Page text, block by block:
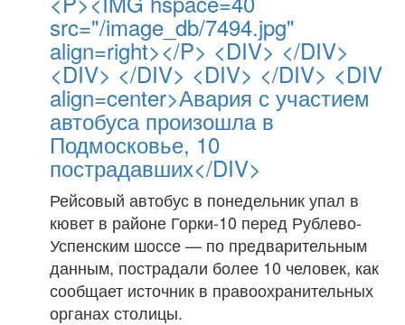
src="/image_db/7494.jpg"
align=right></P> <DIV> </DIV>
<DIV> </DIV> <DIV> </DIV> <DIV
align=center>Авария с участием
автобуса произошла в
Подмосковье, 10
пострадавших</DIV>
Рейсовый автобус в понедельник упал в
кювет в районе Горки-10 перед Рублево-
Успенским шоссе — по предварительным
данным, пострадали более 10 человек, как
сообщает источник в правоохранительных
органах столицы.